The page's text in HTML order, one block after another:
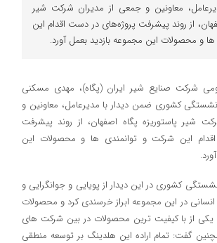
معاونین و جمعی از مدیران شرکت شیر
از روند پیشرفت پروژه‌های در دست اقدام این
و محصولات این مجموعه بازدید بعمل آورد.
شرکت صنایع شیر ایران (پگاه)، مهدی مسکنی
کشوری ضمن دیدار با مدیرعامل، معاونین و
شیر پاستوریزه پگاه اصفهان، از روند پیشرفت
این شرکت و توانمندی ها و محصولات این
کشوری در این دیدار از پویایی و جوانگرایی و
در این مجموعه ابراز خرسندی کرد و محصولات
یکی از با کیفیت ترین محصولات در بین شرکت های
گفت: تمام اراده این هلدینگ بر توسعه منطقی